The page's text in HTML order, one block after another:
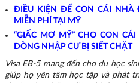
ĐIỀU KIỆN ĐỂ CON CÁI NHÀ
MIỄN PHÍ TẠI MỸ
“GIẤC MƠ MỸ” CHO CON
DÒNG NHẬP CƯ BỊ SIẾT CHẶT
Visa EB-5 mang đến cho du học
giúp họ yên tâm học tập và phát